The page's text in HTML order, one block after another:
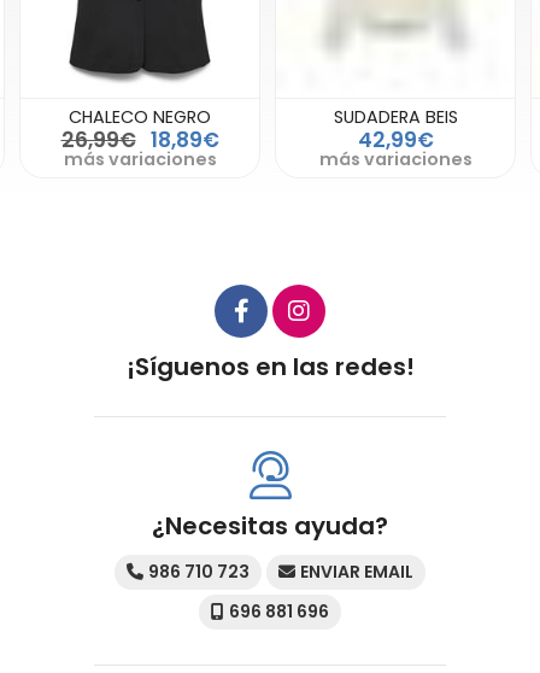
CHALECO NEGRO
26,99€ 18,89€
más variaciones
SUDADERA BEIS
42,99€
más variaciones
¡Síguenos en las redes!
¿Necesitas ayuda?
986 710 723
ENVIAR EMAIL
696 881 696